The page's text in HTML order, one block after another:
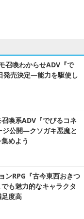
喚わからせADV『で
発売決定―能力を駆使し
喚系ADV『でびるコネ
公開―クソガキ悪魔と
めよう
ンRPG『古今東西おきつ
も魅力的なキャラクタ
度高